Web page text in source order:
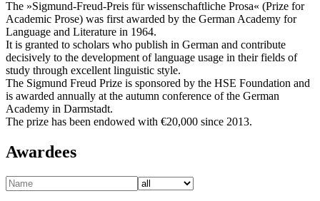
The »Sigmund-Freud-Preis für wissenschaftliche Prosa« (Prize for
Academic Prose) was first awarded by the German Academy for
Language and Literature in 1964.
It is granted to scholars who publish in German and contribute
decisively to the development of language usage in their fields of
study through excellent linguistic style.
The Sigmund Freud Prize is sponsored by the HSE Foundation and
is awarded annually at the autumn conference of the German
Academy in Darmstadt.
The prize has been endowed with €20,000 since 2013.
Awardees